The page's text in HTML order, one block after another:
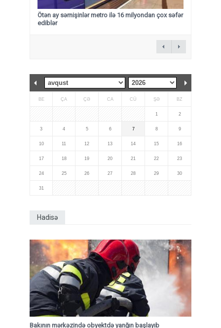
Ötən ay sərnişinlər metro ilə 16 milyondan çox səfər
ediblər
BE ÇA ÇƏ CA CÜ ŞƏ BZ
1 2
3 4 5 6 7 8 9
10 11 12 13 14 15 16
17 18 19 20 21 22 23
24 25 26 27 28 29 30
31
Hadisə
Bakının mərkəzində obyektdə yanğın başlayıb